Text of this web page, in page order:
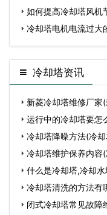
如何提高冷却塔风机
冷却塔电机电流过大
冷却塔资讯
新菱冷却塔维修厂家
运行中的冷却塔要怎
冷却塔降噪方法(冷
冷却塔维护保养内
什么是冷却塔,冷却
冷却塔清洗的方法有
闭式冷却塔常见故